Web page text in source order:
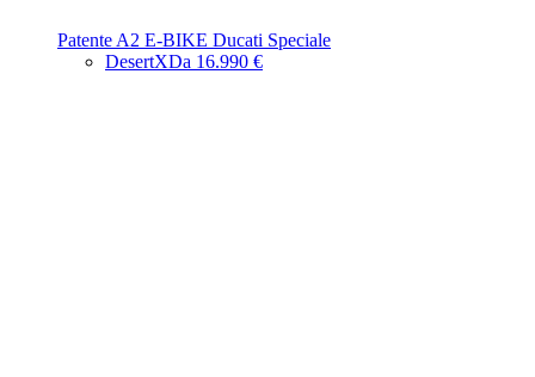
Patente A2 E-BIKE Ducati Speciale
DesertXDa 16.990 €